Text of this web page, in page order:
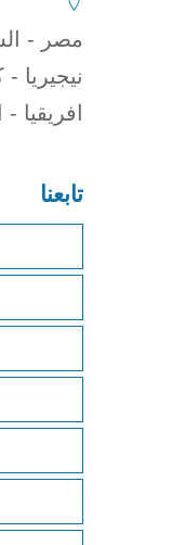
مصر -
نيجيريا -
افريقيا -
تابعنا